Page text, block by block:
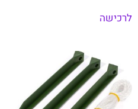
לרכישה